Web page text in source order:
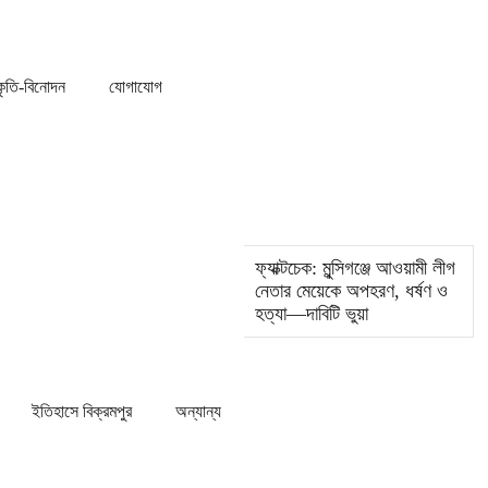
বিনোদন যোগাযোগ
ফ্যাক্টচেক: মুন্সিগঞ্জে আওয়ামী লীগ
নেতার মেয়েকে অপহরণ, ধর্ষণ ও
হত্যা—দাবিটি ভুয়া
ইতিহাসে বিক্রমপুর অন্যান্য